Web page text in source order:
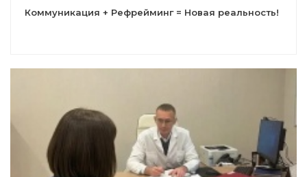
Коммуникация + Рефрейминг = Новая реальность!